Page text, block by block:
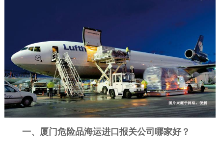
一、 厦门危险品海运进口报关公司 哪家好？